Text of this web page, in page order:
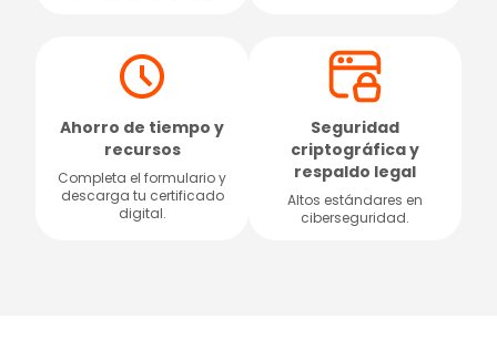
Ahorro de tiempo y
recursos
Completa el formulario y
descarga tu certificado
digital.
Seguridad
criptográfica y
respaldo legal
Altos estándares en
ciberseguridad.